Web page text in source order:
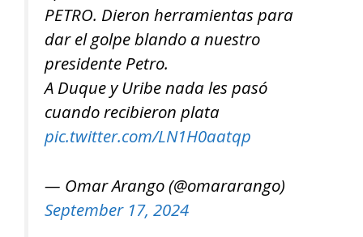
PETRO. Dieron herramientas para
dar el golpe blando a nuestro
presidente Petro.
A Duque y Uribe nada les pasó
cuando recibieron plata
pic.twitter.com/LN1H0aatqp
— Omar Arango (@omararango)
September 17, 2024